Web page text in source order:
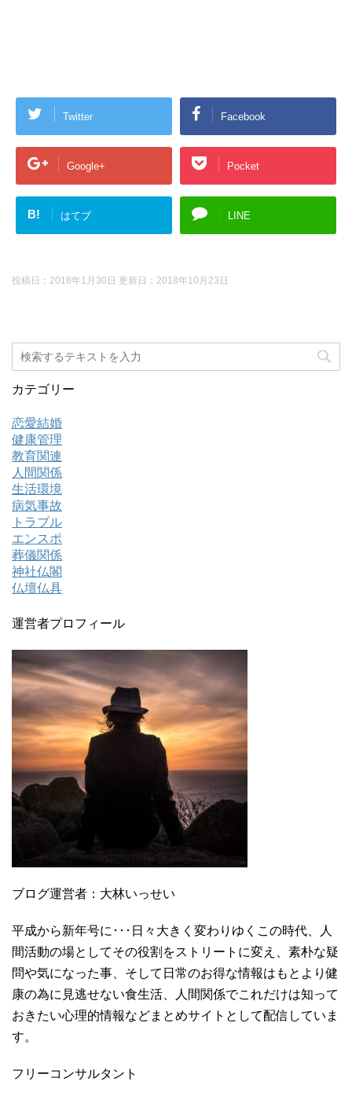
Twitter Facebook
Google+ Pocket
B! はてブ LINE
投稿日：2018年1月30日 更新日： 2018年10月23日
カテゴリー
恋愛結婚
健康管理
教育関連
人間関係
生活環境
病気事故
トラブル
エンスポ
葬儀関係
神社仏閣
仏壇仏具
運営者プロフィール
ブログ運営者：大林いっせい
平成から新年号に･･･日々大きく変わりゆくこの時代、人
間活動の場としてその役割をストリートに変え、素朴な疑
問や気になった事、そして日常のお得な情報はもとより健
康の為に見逃せない食生活、人間関係でこれだけは知って
おきたい心理的情報などまとめサイトとして配信していま
す。
フリーコンサルタント